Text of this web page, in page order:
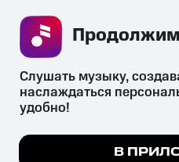
СКАЧАТЬ
психотропных веществ, их
их незаконный оборот
Мы используем куки,
Слушать музыку,
наслаждаться
удобно!
В